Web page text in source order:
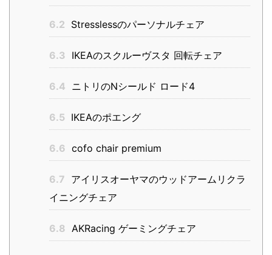
6.2 Stresslessのパーソナルチェア
6.3 IKEAのスクルーヴスタ 回転チェア
6.4 ニトリのNシールド ロード4
6.5 IKEAのポエング
6.6 cofo chair premium
6.7 アイリスオーヤマのウッドアームリクラ
イニングチェア
6.8 AKRacing ゲーミングチェア